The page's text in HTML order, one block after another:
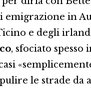
emigrazione in
e degli
, sfociato
le strade da